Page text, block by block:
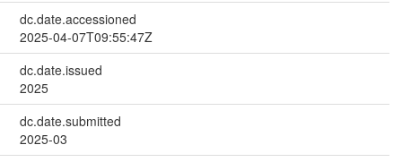
dc.date.accessioned
2025-04-07T09:55:47Z
dc.date.issued
2025
dc.date.submitted
2025-03